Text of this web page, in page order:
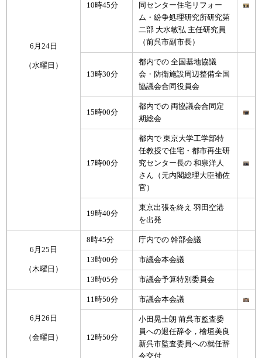
6月24日
（水曜日）
10時45分
同センター住宅リフォー
ム・紛争処理研究所研究第
二部 大水敏弘 主任研究員
（前呉市副市長）
13時30分
都内での 全国基地協議
会・防衛施設周辺整備全国
協議会合同役員会
15時00分
都内での 両協議会合同定
期総会
17時00分
都内で 東京大学工学部特
任教授で住宅・都市再生研
究センター長の 和泉洋人
さん（元内閣総理大臣補佐
官）
19時40分
東京出張を終え 羽田空港
を出発
6月25日
（木曜日）
8時45分 庁内での 幹部会議
13時00分 市議会本会議
13時05分 市議会予算特別委員会
6月26日
（金曜日）
11時50分 市議会本会議
12時50分
小田晃士朗 前呉市監査委
員への退任辞令，檜垣美良
新呉市監査委員への就任辞
令交付